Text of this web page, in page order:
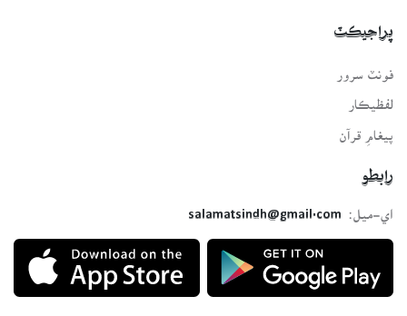
پراجيڪٽ
لفظيڪار
پيغامِ قرآن
رابطو
اي-ميل:
salamatsindh@gmail.com